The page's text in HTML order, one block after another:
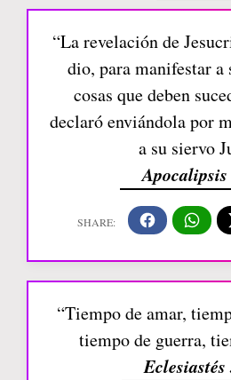
“La revelación de
dio, para manifestar a
cosas que deben
declaró enviándola por
a su siervo
“Tiempo de amar,
tiempo de guerra,